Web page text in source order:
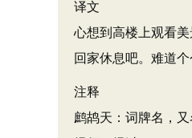
译文
心想到高楼上观看
回家休息吧。难道
注释
鹧鸪天：词牌名，